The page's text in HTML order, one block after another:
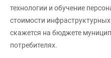
технологии и обучение
стоимости
скажется на бюджете
потребителях.